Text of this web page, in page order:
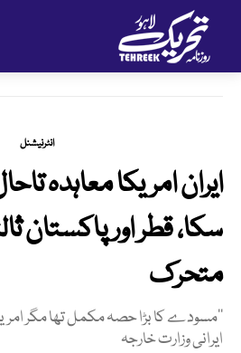
انٹرنیشنل
ایران امریکا معاہدہ
سکا، قطر اور پاکستان
متحرک
’’مسودے کا بڑا حصہ مکمل تھا مگر امریکا
ایرانی وزارت خارجہ